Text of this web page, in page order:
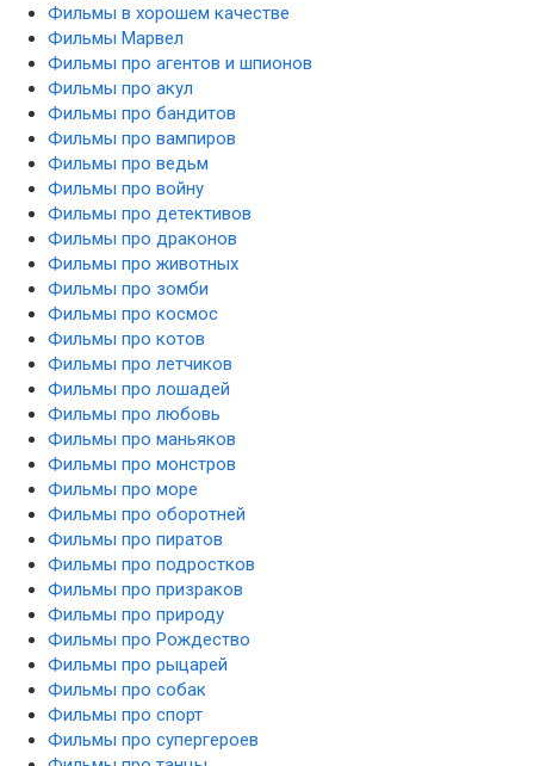
Фильмы в хорошем качестве
Фильмы Марвел
Фильмы про агентов и шпионов
Фильмы про акул
Фильмы про бандитов
Фильмы про вампиров
Фильмы про ведьм
Фильмы про войну
Фильмы про детективов
Фильмы про драконов
Фильмы про животных
Фильмы про зомби
Фильмы про космос
Фильмы про котов
Фильмы про летчиков
Фильмы про лошадей
Фильмы про любовь
Фильмы про маньяков
Фильмы про монстров
Фильмы про море
Фильмы про оборотней
Фильмы про пиратов
Фильмы про подростков
Фильмы про призраков
Фильмы про природу
Фильмы про Рождество
Фильмы про рыцарей
Фильмы про собак
Фильмы про спорт
Фильмы про супергероев